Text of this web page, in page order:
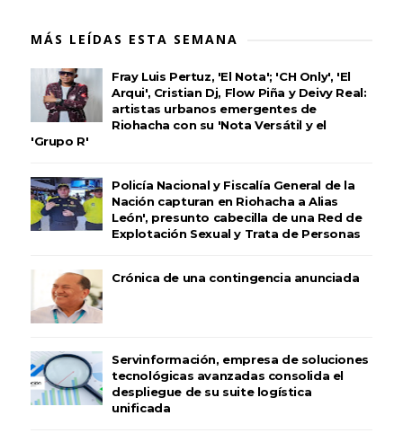
MÁS LEÍDAS ESTA SEMANA
Fray Luis Pertuz, 'El Nota'; 'CH Only', 'El
Arqui', Cristian Dj, Flow Piña y Deivy Real:
artistas urbanos emergentes de
Riohacha con su 'Nota Versátil y el
'Grupo R'
Policía Nacional y Fiscalía General de la
Nación capturan en Riohacha a Alias
León', presunto cabecilla de una Red de
Explotación Sexual y Trata de Personas
Crónica de una contingencia anunciada
Servinformación, empresa de soluciones
tecnológicas avanzadas consolida el
despliegue de su suite logística
unificada